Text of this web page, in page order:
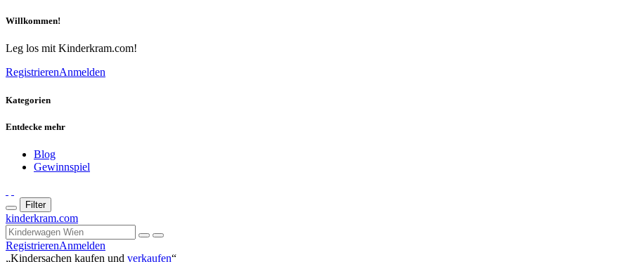
Willkommen!
Leg los mit Kinderkram.com!
RegistrierenAnmelden
Kategorien
Entdecke mehr
Blog
Gewinnspiel
Filter
kinderkram.com
RegistrierenAnmelden
„Kindersachen kaufen und verkaufen“